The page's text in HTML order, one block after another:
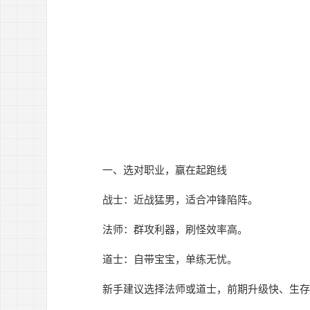
一、选对职业，赢在起跑线
战士：近战猛男，适合冲锋陷阵。
法师：群攻利器，刷怪效率高。
道士：自带宝宝，单练无忧。
新手建议选择法师或道士，前期升级快、生